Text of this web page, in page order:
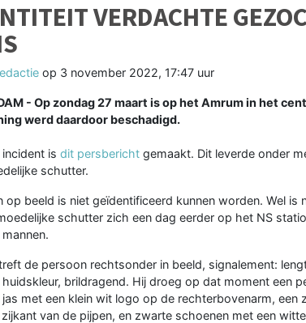
VERDACHTE
op 3 november 2022, 17:47 uur
- Op zondag 27 maart is op het Amrum in het
werd daardoor beschadigd.
is dit persbericht gemaakt. Dit leverde onder
schutter.
op beeld is niet geïdentificeerd kunnen worden. Wel
schutter zich een dag eerder op het NS
de persoon rechtsonder in beeld, signalement:
brildragend. Hij droeg op dat moment een
met een klein wit logo op de rechterbovenarm,
van de pijpen, en zwarte schoenen met een